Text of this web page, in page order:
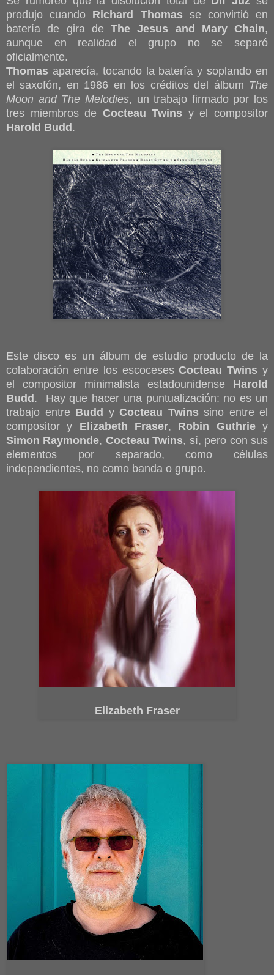
produjo cuando Richard Thomas se convirtió en
batería de gira de The Jesus and Mary Chain,
aunque en realidad el grupo no se separó
oficialmente.
Thomas aparecía, tocando la batería y soplando en
el saxofón, en 1986 en los créditos del álbum The
Moon and The Melodies, un trabajo firmado por los
tres miembros de Cocteau Twins y el compositor
Harold Budd .
Este disco es un álbum de estudio producto de la
colaboración entre los escocesesCocteau Twins y
el compositor minimalista estadounidense Harold
Budd . Hay que hacer una puntualización: no es un
trabajo entre Budd y Cocteau Twins sino entre el
compositor y Elizabeth Fraser, Robin Guthriey
Simon Raymonde, Cocteau Twins, sí, pero con sus
elementos por separado, como células
independientes, no como banda o grupo.
Elizabeth Fraser